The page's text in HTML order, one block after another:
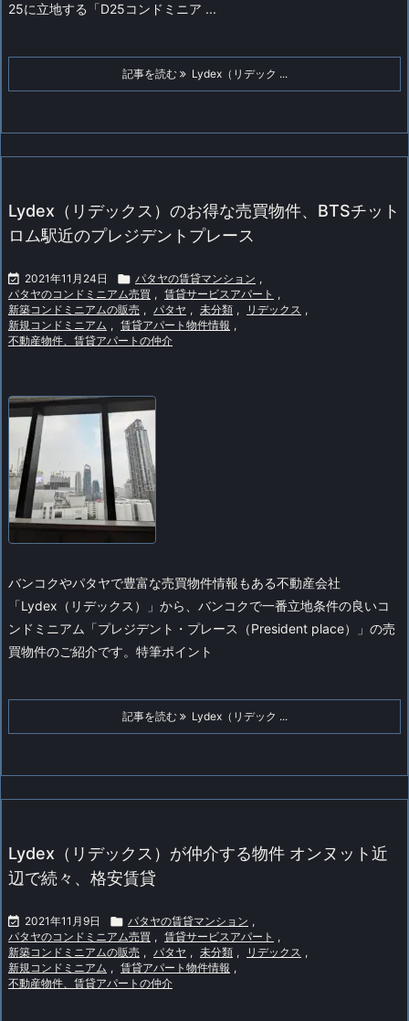
25に立地する「D25コンドミニア ...
記事を読む Lydex（リデック ...
Lydex（リデックス）のお得な売買物件、BTSチット
ロム駅近のプレジデントプレース
 2021年11月24日  パタヤの賃貸マンション ,
パタヤのコンドミニアム売買 , 賃貸サービスアパート ,
新築コンドミニアムの販売 , パタヤ , 未分類 , リデックス ,
新規コンドミニアム , 賃貸アパート物件情報 ,
不動産物件、賃貸アパートの仲介
バンコクやパタヤで豊富な売買物件情報もある不動産会社
「Lydex（リデックス）」から、バンコクで一番立地条件の良いコ
ンドミニアム「プレジデント・プレース（President place）」の売
買物件のご紹介です。 特筆ポイント
記事を読む Lydex（リデック ...
Lydex（リデックス）が仲介する物件 オンヌット近
辺で続々、格安賃貸
 2021年11月9日  パタヤの賃貸マンション ,
パタヤのコンドミニアム売買 , 賃貸サービスアパート ,
新築コンドミニアムの販売 , パタヤ , 未分類 , リデックス ,
新規コンドミニアム , 賃貸アパート物件情報 ,
不動産物件、賃貸アパートの仲介